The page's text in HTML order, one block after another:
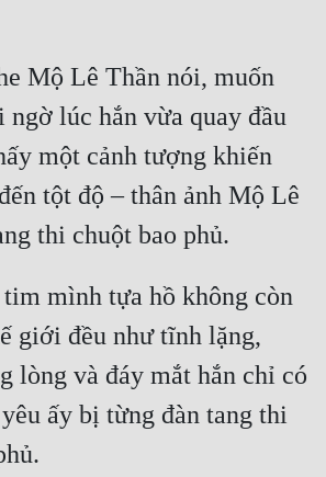
Mộ Lê Thần nói, muốn
ngờ lúc hắn vừa quay đầu
một cảnh tượng khiến
tột độ – thân ảnh Mộ Lê
thi chuột bao phủ.
mình tựa hồ không còn
giới đều như tĩnh lặng,
lòng và đáy mắt hắn chỉ có
ấy bị từng đàn tang thi